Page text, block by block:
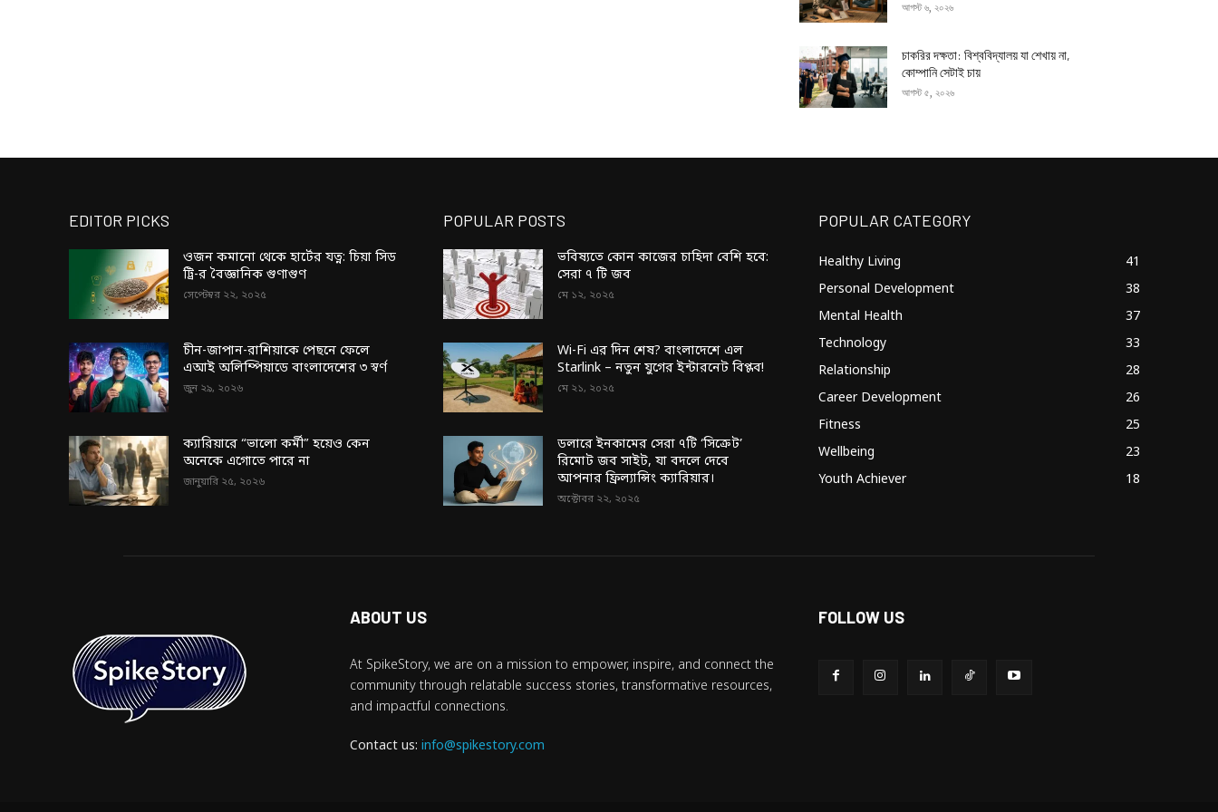
আগস্ট ৬, ২০২৬
চাকরির দক্ষতা: বিশ্ববিদ্যালয় যা শেখায় না,
কোম্পানি সেটাই চায়
আগস্ট ৫, ২০২৬
EDITOR PICKS
ওজন কমানো থেকে হার্টের যত্ন: চিয়া সিড
ট্রি-র বৈজ্ঞানিক গুণাগুণ
সেপ্টেম্বর ২২, ২০২৫
চীন-জাপান-রাশিয়াকে পেছনে ফেলে
এআই অলিম্পিয়াডে বাংলাদেশের ৩ স্বর্ণ
জুন ২৯, ২০২৬
ক্যারিয়ারে “ভালো কর্মী” হয়েও কেন
অনেকে এগোতে পারে না
জানুয়ারি ২৫, ২০২৬
POPULAR POSTS
ভবিষ্যতে কোন কাজের চাহিদা বেশি হবে:
সেরা ৭ টি জব
মে ১২, ২০২৫
Wi-Fi এর দিন শেষ? বাংলাদেশে এল
Starlink – নতুন যুগের ইন্টারনেট বিপ্লব!
মে ২১, ২০২৫
ডলারে ইনকামের সেরা ৭টি ‘সিক্রেট’
রিমোট জব সাইট, যা বদলে দেবে
আপনার ফ্রিল্যান্সিং ক্যারিয়ার।
অক্টোবর ২২, ২০২৫
POPULAR CATEGORY
Healthy Living
41
Personal Development
38
Mental Health
37
Technology
33
Relationship
28
Career Development
26
Fitness
25
Wellbeing
23
Youth Achiever
18
ABOUT US
At SpikeStory, we are on a mission to empower, inspire, and connect the
community through relatable success stories, transformative resources,
and impactful connections.
Contact us: info@spikestory.com
FOLLOW US